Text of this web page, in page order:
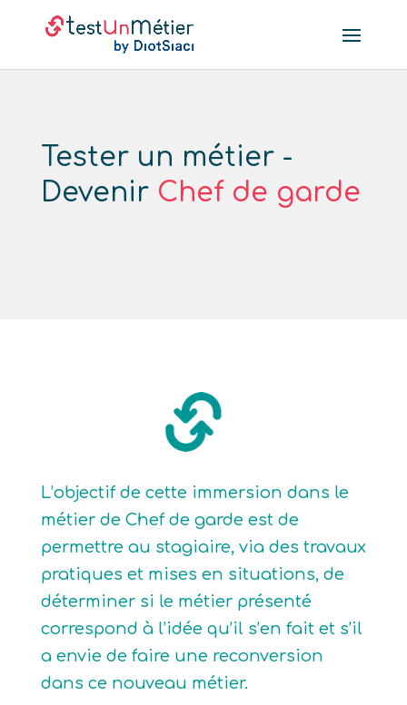
Tester un métier -
Devenir Chef de garde
L’objectif de cette immersion dans le
métier de Chef de garde est de
permettre au stagiaire, via des travaux
pratiques et mises en situations, de
déterminer si le métier présenté
correspond à l’idée qu’il s’en fait et s’il
a envie de faire une reconversion
dans ce nouveau métier.